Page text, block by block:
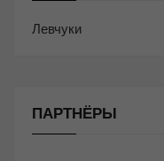
Левчуки
ПАРТНЁРЫ